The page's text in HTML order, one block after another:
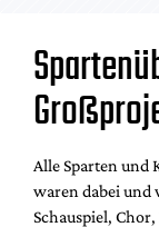
Alle Sparten und
waren dabei
Schauspiel,